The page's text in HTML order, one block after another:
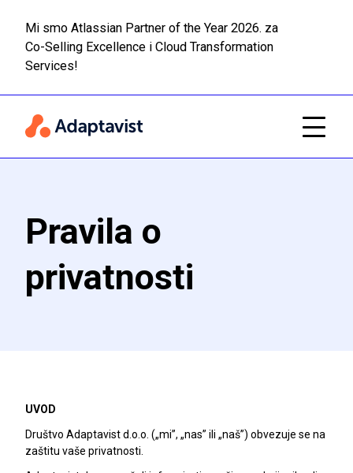
Mi smo Atlassian Partner of the Year 2026. za
Co-Selling Excellence i Cloud Transformation
Services!
Pravila o
privatnosti
UVOD
Društvo Adaptavist d.o.o. („mi”, „nas” ili „naš”) obvezuje se na
zaštitu vaše privatnosti.